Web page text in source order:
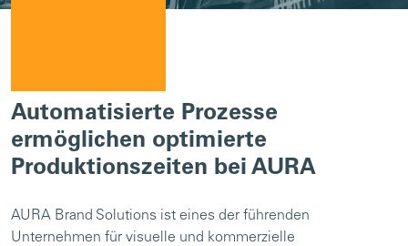
Automatisierte Prozesse
ermöglichen optimierte
Produktionszeiten bei AURA
AURA Brand Solutions ist eines der führenden
Unternehmen für visuelle und kommerzielle